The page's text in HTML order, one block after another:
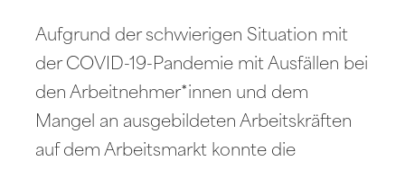
Aufgrund der schwierigen Situation mit
der COVID-19-Pandemie mit Ausfällen bei
den Arbeitnehmer*innen und dem
Mangel an ausgebildeten Arbeitskräften
auf dem Arbeitsmarkt konnte die